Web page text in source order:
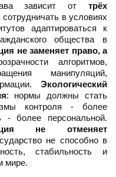
зависит от трёх
сотрудничать в условиях
адаптироваться к
общества в
не заменяет право, а
алгоритмов,
манипуляций,
Экологический
: нормы должны стать
контроля - более
- более персональной.
не отменяет
не способно в
стабильность и
мире.